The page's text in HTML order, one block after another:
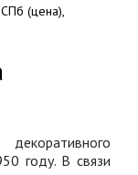
(цена),
году. В связи